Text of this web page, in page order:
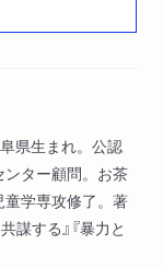
査という仕事 二
もしろさ／原点
自己決定」の実
のアルコールや
病院の経験が一
クタイを褒める
県生まれ。公認
ター顧問。お茶
学専攻修了。著
謀する』『暴力と